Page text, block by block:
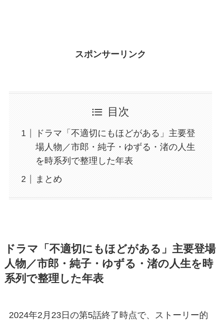
スポンサーリンク
目次
ドラマ「不適切にもほどがある」主要登
場人物／市郎・純子・ゆずる・渚の人生
を時系列で整理した年表
まとめ
ドラマ「不適切にもほどがある」主要登場
人物／市郎・純子・ゆずる・渚の人生を時
系列で整理した年表
2024年2月23日の第5話終了時点で、ストーリー的